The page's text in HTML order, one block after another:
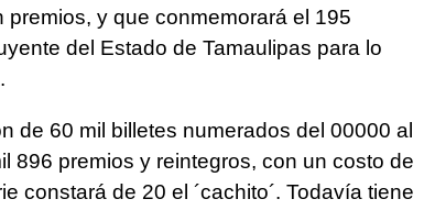
y que conmemorará el 195
del Estado de Tamaulipas para lo
de 60 mil billetes numerados del 00000 al
896 premios y reintegros, con un costo de
constará de 20 el ´cachito´. Todavía tiene